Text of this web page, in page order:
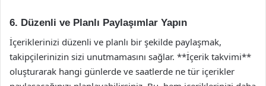
6. Düzenli ve Planlı Paylaşımlar Yapın
İçeriklerinizi düzenli ve planlı bir şekilde paylaşmak,
takipçilerinizin sizi unutmamasını sağlar. **İçerik takvimi**
oluşturarak hangi günlerde ve saatlerde ne tür içerikler